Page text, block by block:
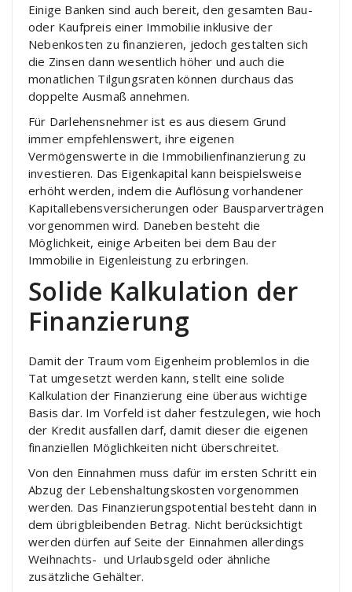
Einige Banken sind auch bereit, den gesamten Bau-
oder Kaufpreis einer Immobilie inklusive der
Nebenkosten zu finanzieren, jedoch gestalten sich
die Zinsen dann wesentlich höher und auch die
monatlichen Tilgungsraten können durchaus das
doppelte Ausmaß annehmen.
Für Darlehensnehmer ist es aus diesem Grund
immer empfehlenswert, ihre eigenen
Vermögenswerte in die Immobilienfinanzierung zu
investieren. Das Eigenkapital kann beispielsweise
erhöht werden, indem die Auflösung vorhandener
Kapitallebensversicherungen oder Bausparverträgen
vorgenommen wird. Daneben besteht die
Möglichkeit, einige Arbeiten bei dem Bau der
Immobilie in Eigenleistung zu erbringen.
Solide Kalkulation der
Finanzierung
Damit der Traum vom Eigenheim problemlos in die
Tat umgesetzt werden kann, stellt eine solide
Kalkulation der Finanzierung eine überaus wichtige
Basis dar. Im Vorfeld ist daher festzulegen, wie hoch
der Kredit ausfallen darf, damit dieser die eigenen
finanziellen Möglichkeiten nicht überschreitet.
Von den Einnahmen muss dafür im ersten Schritt ein
Abzug der Lebenshaltungskosten vorgenommen
werden. Das Finanzierungspotential besteht dann in
dem übrigbleibenden Betrag. Nicht berücksichtigt
werden dürfen auf Seite der Einnahmen allerdings
Weihnachts- und Urlaubsgeld oder ähnliche
zusätzliche Gehälter.